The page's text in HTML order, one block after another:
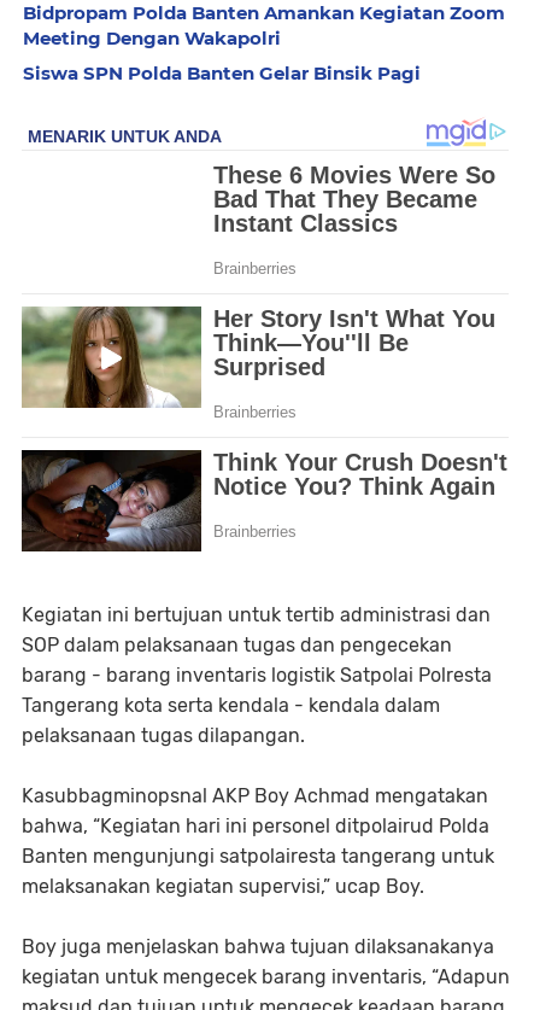
Bidpropam Polda Banten Amankan Kegiatan Zoom
Meeting Dengan Wakapolri
Siswa SPN Polda Banten Gelar Binsik Pagi
Kegiatan ini bertujuan untuk tertib administrasi dan
SOP dalam pelaksanaan tugas dan pengecekan
barang - barang inventaris logistik Satpolai Polresta
Tangerang kota serta kendala - kendala dalam
pelaksanaan tugas dilapangan.
Kasubbagminopsnal AKP Boy Achmad mengatakan
bahwa, “Kegiatan hari ini personel ditpolairud Polda
Banten mengunjungi satpolairesta tangerang untuk
melaksanakan kegiatan supervisi,” ucap Boy.
Boy juga menjelaskan bahwa tujuan dilaksanakanya
kegiatan untuk mengecek barang inventaris, “Adapun